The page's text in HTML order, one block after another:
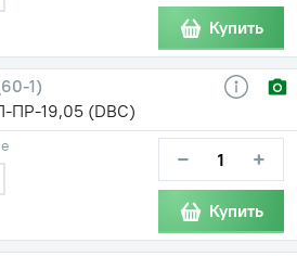
Купить
1)
ПР-19,05 (DBC)
− +
Купить